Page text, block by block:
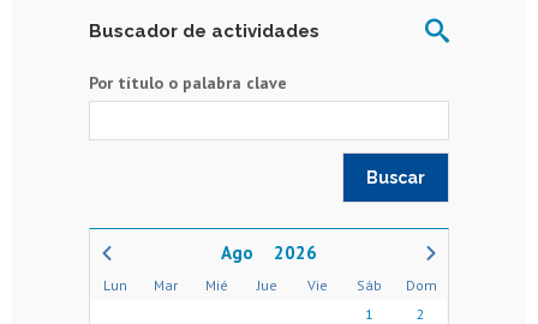
Buscador de actividades
Por título o palabra clave
2026
Lun Mar Mié Jue Vie Sáb
Dom
1
2